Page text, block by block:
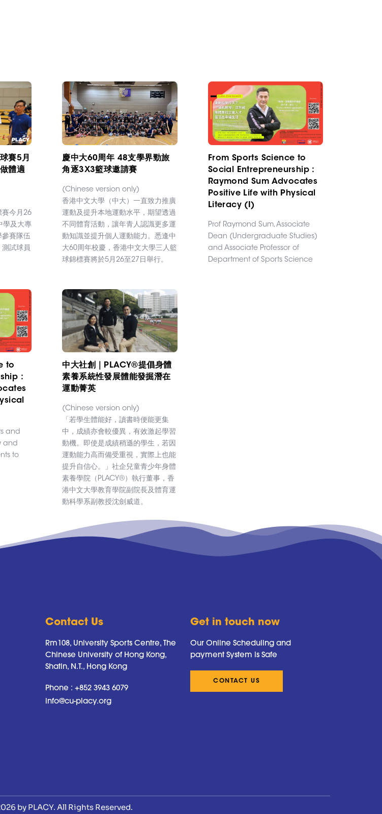
賽5月
體適
賽今月26
學及大專
賽隊伍
試球員
慶中大60周年 48支學界勁旅
角逐3X3籃球邀請賽
(Chinese version only)
香港中文大學（中大）一直致力推廣
運動及提升本地運動水平，期望透過
不同體育活動，讓年青人認識更多運
動知識並提升個人運動能力。悉逢中
大60周年校慶，香港中文大學三人籃
球錦標賽將於5月26至27日舉行。
From Sports Science to
Social Entrepreneurship :
Raymond Sum Advocates
Positive Life with Physical
Literacy (I)
Prof Raymond Sum, Associate
Dean (Undergraduate Studies)
and Associate Professor of
Department of Sports Science
to
:
and
and
to
中大社創｜PLACY®提倡身體
素養系統性發展體能發掘潛在
運動菁英
(Chinese version only)
「若學生體能好，讀書時便能更集
中，成績亦會較優異，有效激起學習
動機。即使是成績稍遜的學生，若因
運動能力高而備受重視，實際上也能
提升自信心。」社企兒童青少年身體
素養學院（PLACY®）執行董事，香
港中文大學教育學院副院長及體育運
動科學系副教授沈劍威道。
Contact Us
Rm108, University Sports Centre, The
Chinese University of Hong Kong,
Shatin, N.T., Hong Kong
Phone : +852 3943 6079
info@cu-placy.org
Get in touch now
Our Online Scheduling and
payment System is Safe
CONTACT US
by PLACY. All Rights Reserved.